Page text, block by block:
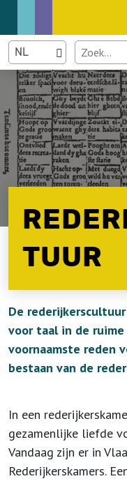
TUUR
De
voor taal in de
voornaamste reden
bestaan van de
In een
gezamenlijke liefde
Vandaag zijn er in
Rederijkerskamers.